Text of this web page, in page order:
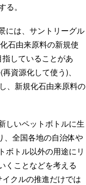
。
には、サントリーグル
石由来原料の新規使
していることがあ
資源化して使う)、
、新規化石由来原料の
しいペットボトルに生
、全国各地の自治体や
ボトル以外の用途にリ
くことなどを考える
クルの推進だけでは